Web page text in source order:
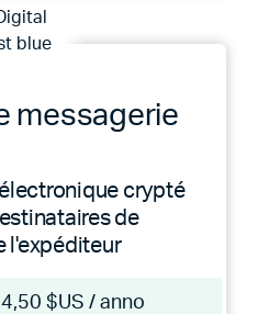
messagerie
crypté
de
l'expéditeur
$US / anno